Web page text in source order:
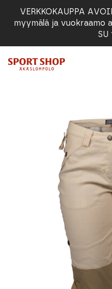
VERKKOKAUPPA
myymälä ja vuokraamo
SU